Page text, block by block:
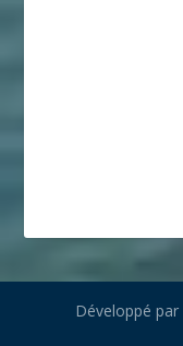
Développé par